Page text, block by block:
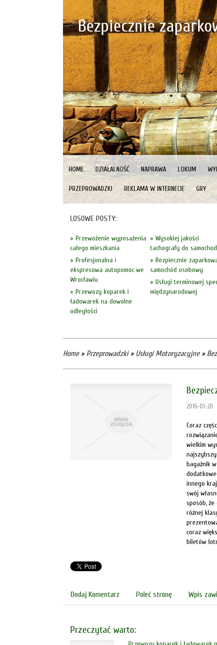
HOME DZIAŁALNOŚĆ NAPRAWA LOKUM
PRZEPROWADZKI REKLAMA W INTERNECIE GRY
Bezpiecznie
LOSOWE POSTY:
Wysokiej jakości
tachografy do
Przewożenie wyposażenia
całego mieszkania
Bezpiecznie
samochód osobowy
Profesjonalna i
ekspresowa autopomoc we
Wrocławiu
Usługi terminowej
międzynarodowej
Przewozy koparek i
ładowarek na dowolne
odległości
Home» Przeprowadzki» Usługi Motoryzacyjne»
2016-01-20
Coraz
wielkim
bagażnik
innego
swój
sposób,
różnej
coraz
biletów
Dodaj Komentarz Poleć stronę Wpis
Przeczytać warto: